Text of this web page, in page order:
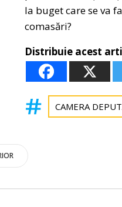
la buget care se va
comasări?
Distribuie acest
CAMERA